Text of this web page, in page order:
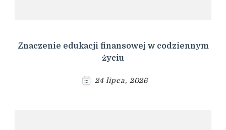
Znaczenie edukacji finansowej w codziennym
życiu
24 lipca, 2026